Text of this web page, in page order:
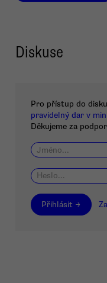
Diskuse
Pro přístup do
pravidelný dar v
Děkujeme za
Přihlásit →